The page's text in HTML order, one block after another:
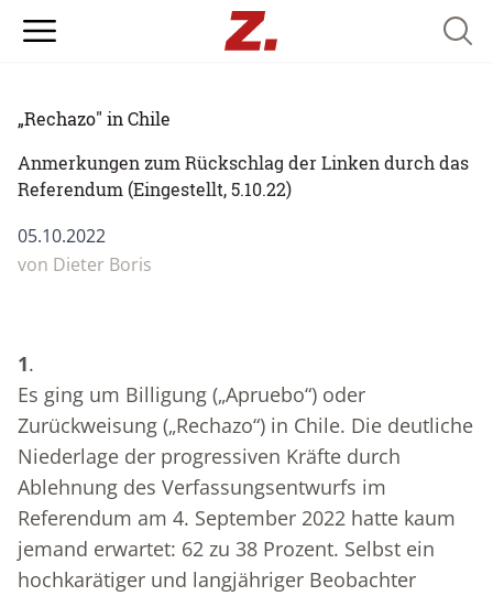
„Rechazo" in Chile
Anmerkungen zum Rückschlag der Linken durch das
Referendum (Eingestellt, 5.10.22)
05.10.2022
von Dieter Boris
1.
Es ging um Billigung („Apruebo“) oder
Zurückweisung („Rechazo“) in Chile. Die deutliche
Niederlage der progressiven Kräfte durch
Ablehnung des Verfassungsentwurfs im
Referendum am 4. September 2022 hatte kaum
jemand erwartet: 62 zu 38 Prozent. Selbst ein
hochkarätiger und langjähriger Beobachter